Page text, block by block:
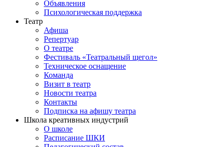
Объявления
Психологическая поддержка
Театр
Афиша
Репертуар
О театре
Фестиваль «Театральный щегол»
Техническое оснащение
Команда
Визит в театр
Новости театра
Контакты
Подписка на афишу театра
Школа креативных индустрий
О школе
Расписание ШКИ